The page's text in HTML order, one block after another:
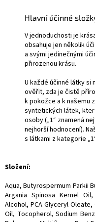
Hlavní účinné
V jednoduchosti je
obsahuje jen několik
a svými jedinečnými
přirozenou krásu.
U každé účinné látky si
ověřit, zda je čistě
k pokožce a k našemu
syntetických látek,
osoby („1“ znamená
nejhorší hodnocení).
s látkami z kategorie
Složení:
Aqua, Butyrospermum Parkii
Argania Spinosa Kernel
Alcohol, PCA Glyceryl
Oil, Tocopherol, Sodium